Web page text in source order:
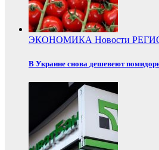
ЭКОНОМИКА Новости
В Украине снова дешевеют